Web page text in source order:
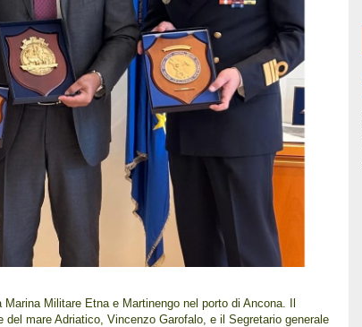
Militare Etna e Martinengo nel porto di Ancona. Il
del mare Adriatico, Vincenzo Garofalo, e il Segretario generale